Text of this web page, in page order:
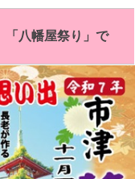
「八幡屋祭り」で